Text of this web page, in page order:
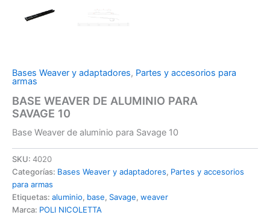
Bases Weaver y adaptadores, Partes y accesorios para
armas
BASE WEAVER DE ALUMINIO PARA
SAVAGE 10
Base Weaver de aluminio para Savage 10
SKU: 4020
Categorías: Bases Weaver y adaptadores, Partes y accesorios
para armas
Etiquetas: aluminio, base, Savage, weaver
Marca: POLI NICOLETTA